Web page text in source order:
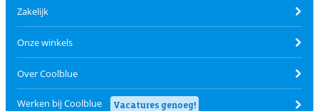
Zakelijk
Onze winkels
Over Coolblue
Werken bij Coolblue Vacatures genoeg!